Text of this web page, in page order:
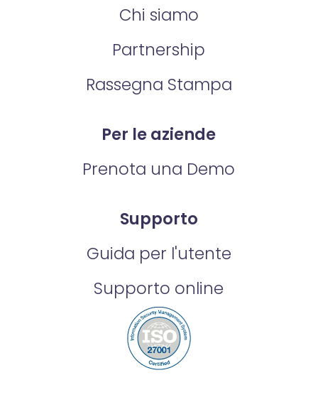
Chi siamo
Partnership
Rassegna Stampa
Per le aziende
Prenota una Demo
Supporto
Guida per l'utente
Supporto online